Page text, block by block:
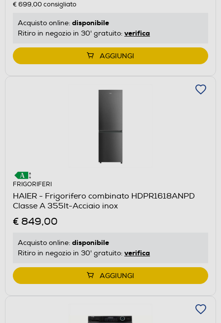
€ 699,00consigliato
Acquisto online: disponibile
Ritiro in negozio in 30' gratuito: verifica
AGGIUNGI
FRIGORIFERI
HAIER - Frigorifero combinato HDPR1618ANPD
Classe A 355lt-Acciaio inox
€ 849,00
Acquisto online: disponibile
Ritiro in negozio in 30' gratuito: verifica
AGGIUNGI